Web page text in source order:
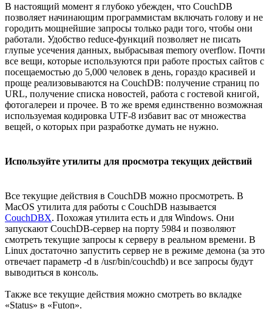
В настоящий момент я глубоко убежден, что CouchDB
позволяет начинающим программистам включать голову и не
городить мощнейшие запросы только ради того, чтобы они
работали. Удобство reduce-функций позволяет не писать
глупые усечения данных, выбрасывая memory overflow. Почти
все вещи, которые используются при работе простых сайтов с
посещаемостью до 5,000 человек в день, гораздо красивей и
проще реализовываются на CouchDB: получение страниц по
URL, получение списка новостей, работа с гостевой книгой,
фотогалереи и прочее. В то же время единственно возможная
используемая кодировка UTF-8 избавит вас от множества
вещей, о которых при разработке думать не нужно.
Используйте утилиты для просмотра текущих действий
Все текущие действия в CouchDB можно просмотреть. В
MacOS утилита для работы с CouchDB называется
CouchDBX. Похожая утилита есть и для Windows. Они
запускают CouchDB-сервер на порту 5984 и позволяют
смотреть текущие запросы к серверу в реальном времени. В
Linux достаточно запустить сервер не в режиме демона (за это
отвечает параметр -d в /usr/bin/couchdb) и все запросы будут
выводиться в консоль.
Также все текущие действия можно смотреть во вкладке
«Status» в «Futon».